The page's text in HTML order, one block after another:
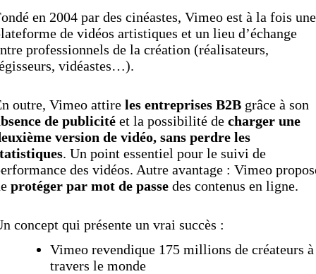
en 2004 par des cinéastes, Vimeo est à la fois une
de vidéos artistiques et un lieu d’échange
professionnels de la création (réalisateurs,
vidéastes…).
outre, Vimeo attire les entreprises B2Bgrâce à son
de publicitéet la possibilité de charger une
version de vidéo, sans perdre les
. Un point essentiel pour le suivi de
des vidéos. Autre avantage : Vimeo
protéger par mot de passe des contenus en ligne.
concept qui présente un vrai succès :
Vimeo revendique 175 millions de créateurs à
travers le monde